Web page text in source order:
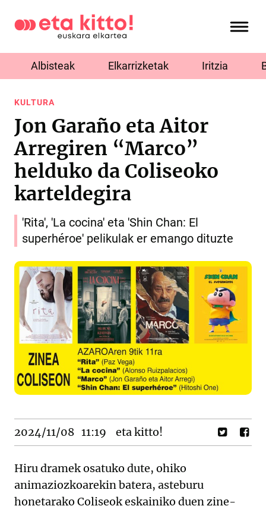
Albisteak Elkarrizketak Iritzia
KULTURA
Jon Garaño eta Aitor
Arregiren “Marco”
helduko da Coliseoko
karteldegira
'Rita', 'La cocina' eta 'Shin Chan: El
superhéroe' pelikulak er emango dituzte
2024/11/08 11:19 eta kitto!
Hiru dramek osatuko dute, ohiko
animaziozkoarekin batera, asteburu
honetarako Coliseok eskainiko duen zine-